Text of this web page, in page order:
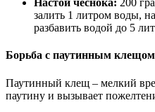
Настой чеснока: 200
залить 1 литром воды,
разбавить водой до 5
Борьба с паутинным
Паутинный клещ – мелкий
паутину и вызывает